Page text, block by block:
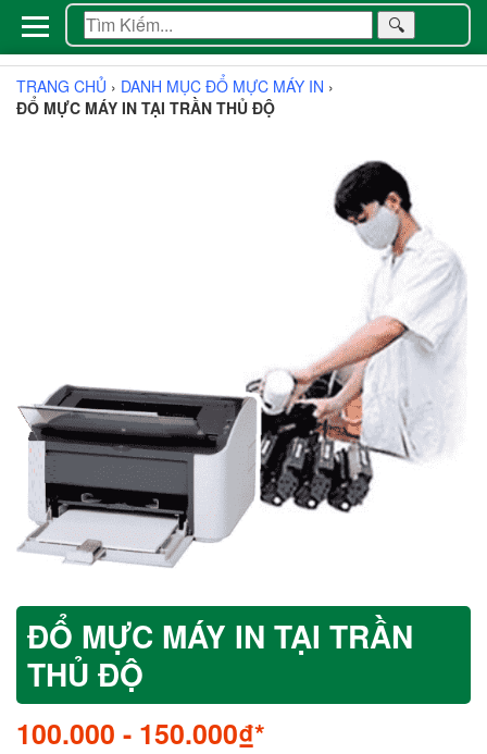
🔍
TRANG CHỦ › DANH MỤC ĐỔ MỰC MÁY IN ›
ĐỔ MỰC MÁY IN TẠI TRẦN THỦ ĐỘ
ĐỔ MỰC MÁY IN TẠI TRẦN
THỦ ĐỘ
100.000 - 150.000₫*